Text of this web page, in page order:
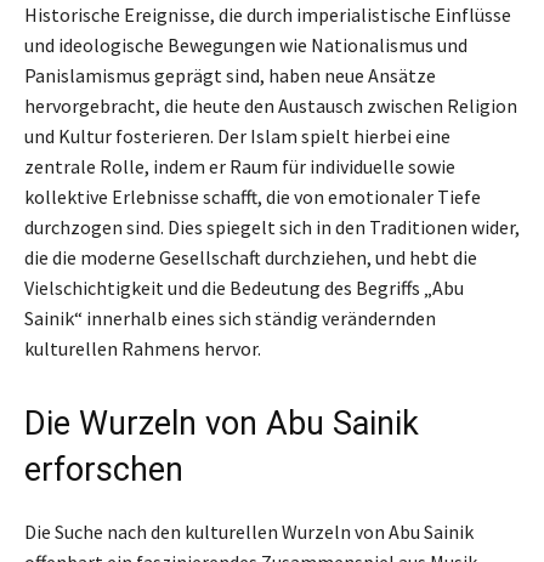
Historische Ereignisse, die durch imperialistische Einflüsse
und ideologische Bewegungen wie Nationalismus und
Panislamismus geprägt sind, haben neue Ansätze
hervorgebracht, die heute den Austausch zwischen Religion
und Kultur fosterieren. Der Islam spielt hierbei eine
zentrale Rolle, indem er Raum für individuelle sowie
kollektive Erlebnisse schafft, die von emotionaler Tiefe
durchzogen sind. Dies spiegelt sich in den Traditionen wider,
die die moderne Gesellschaft durchziehen, und hebt die
Vielschichtigkeit und die Bedeutung des Begriffs „Abu
Sainik“ innerhalb eines sich ständig verändernden
kulturellen Rahmens hervor.
Die Wurzeln von Abu Sainik
erforschen
Die Suche nach den kulturellen Wurzeln von Abu Sainik